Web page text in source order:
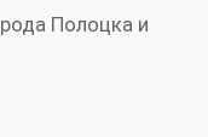
Полоцка и